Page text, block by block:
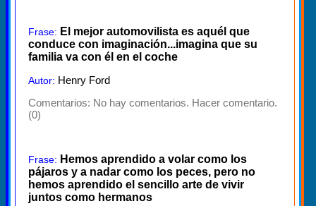
Frase: El mejor automovilista es aquél que
conduce con imaginación...imagina que su
familia va con él en el coche
Autor: Henry Ford
Comentarios: No hay comentarios. Hacer comentario.
(0)
Frase: Hemos aprendido a volar como los
pájaros y a nadar como los peces, pero no
hemos aprendido el sencillo arte de vivir
juntos como hermanos